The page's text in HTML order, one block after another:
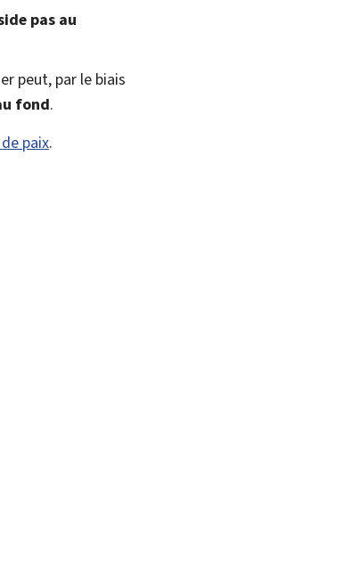
pas au
peut, par le biais
fond.
paix.